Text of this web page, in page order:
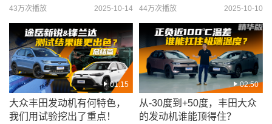
情车?
2025-10-14
43万次播放
聪明？
2025-10-10
44万次播放
01:15
大众丰田发动机有何特色，
我们用试验挖出了重点！
02:50
从-30度到+50度，丰田大众
的发动机谁能顶得住？